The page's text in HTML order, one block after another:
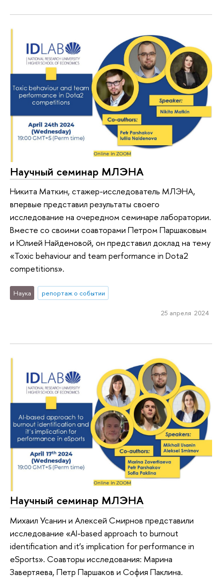
Научный семинар МЛЭНА
Никита Маткин, стажер-исследователь МЛЭНА,
впервые представил результаты своего
исследование на очередном семинаре лаборатории.
Вместе со своими соавторами Петром Паршаковым
и Юлией Найденовой, он представил доклад на тему
«Toxic behaviour and team performance in Dota2
competitions».
Наука репортаж о событии
25 апреля 2024
Научный семинар МЛЭНА
Михаил Усанин и Алексей Смирнов представили
исследование «AI-based approach to burnout
identification and it’s implication for performance in
eSports». Соавторы исследования: Марина
Завертяева, Петр Паршаков и София Паклина.